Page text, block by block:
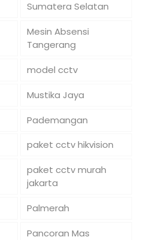
Sumatera Selatan
Mesin Absensi
Tangerang
model cctv
Mustika Jaya
Pademangan
paket cctv hikvision
paket cctv murah
jakarta
Palmerah
Pancoran Mas